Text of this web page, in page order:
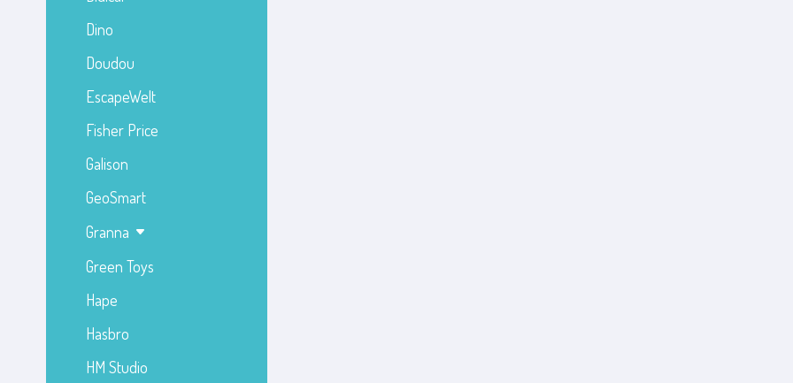
Dino
Doudou
EscapeWelt
Fisher Price
Galison
GeoSmart
Granna
Green Toys
Hape
Hasbro
HM Studio